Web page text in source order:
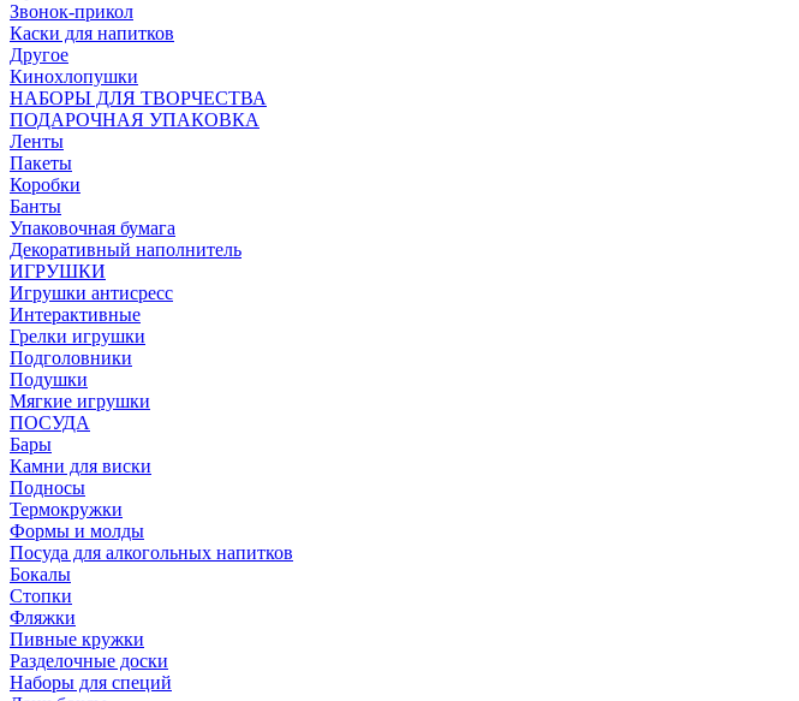
Звонок-прикол
Каски для напитков
Другое
Кинохлопушки
НАБОРЫ ДЛЯ ТВОРЧЕСТВА
ПОДАРОЧНАЯ УПАКОВКА
Ленты
Пакеты
Коробки
Банты
Упаковочная бумага
Декоративный наполнитель
ИГРУШКИ
Игрушки антисресс
Интерактивные
Грелки игрушки
Подголовники
Подушки
Мягкие игрушки
ПОСУДА
Бары
Камни для виски
Подносы
Термокружки
Формы и молды
Посуда для алкогольных напитков
Бокалы
Стопки
Фляжки
Пивные кружки
Разделочные доски
Наборы для специй